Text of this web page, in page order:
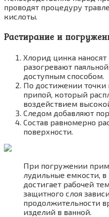
проводят процедуру
кислоты.
Растирание и
Хлорид цинка наносят
разогревают
доступным способом.
По достижении точки
припой, который
воздействием
Следом добавляют
Состав равномерно
поверхности.
При погружении
лудильные емкости,
достигает рабочей
защитного слоя
продолжительности
изделий в ванной.